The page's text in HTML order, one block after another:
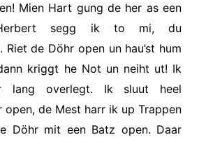
Mien Hart gung de her as een
Herbert segg ik to mi, du
de Döhr open un hau’st hum
kriggt he Not un neiht ut! Ik
lang overlegt. Ik sluut heel
de Mest harr ik up Trappen
Döhr mit een Batz open. Daar